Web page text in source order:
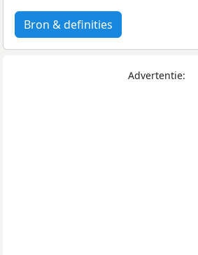
Bron & definities
Advertentie: